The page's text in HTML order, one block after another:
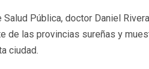
Salud Pública, doctor Daniel
de las provincias sureñas y
ciudad.